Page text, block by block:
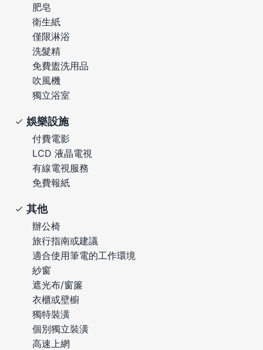
肥皂
衛生紙
僅限淋浴
洗髮精
免費盥洗用品
吹風機
獨立浴室
娛樂設施
付費電影
LCD 液晶電視
有線電視服務
免費報紙
其他
辦公椅
旅行指南或建議
適合使用筆電的工作環境
紗窗
遮光布/窗簾
衣櫃或壁櫥
獨特裝潢
個別獨立裝潢
高速上網